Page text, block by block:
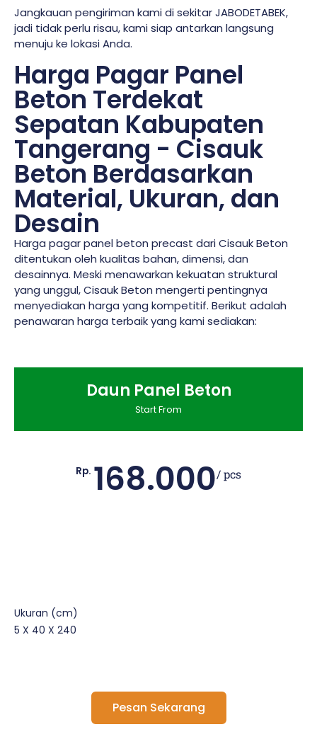
Jangkauan pengiriman kami di sekitar JABODETABEK,
jadi tidak perlu risau, kami siap antarkan langsung
menuju ke lokasi Anda.
Harga Pagar Panel
Beton Terdekat
Sepatan Kabupaten
Tangerang - Cisauk
Beton Berdasarkan
Material, Ukuran, dan
Desain
Harga pagar panel beton precast dari Cisauk Beton
ditentukan oleh kualitas bahan, dimensi, dan
desainnya. Meski menawarkan kekuatan struktural
yang unggul, Cisauk Beton mengerti pentingnya
menyediakan harga yang kompetitif. Berikut adalah
penawaran harga terbaik yang kami sediakan:
Daun Panel Beton
Start From
Rp. 168.000/ pcs
Ukuran (cm)
5 X 40 X 240
Pesan Sekarang